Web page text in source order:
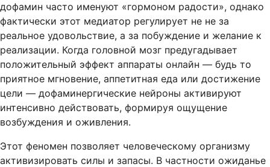
дофамин часто именуют «гормоном радости», однако
фактически этот медиатор регулирует не не за
реальное удовольствие, а за побуждение и желание к
реализации. Когда головной мозг предугадывает
положительный эффект аппараты онлайн — будь то
приятное мгновение, аппетитная еда или достижение
цели — дофаминергические нейроны активируют
интенсивно действовать, формируя ощущение
возбуждения и оживления.
Этот феномен позволяет человеческому организму
активизировать силы и запасы. В частности ожиданье